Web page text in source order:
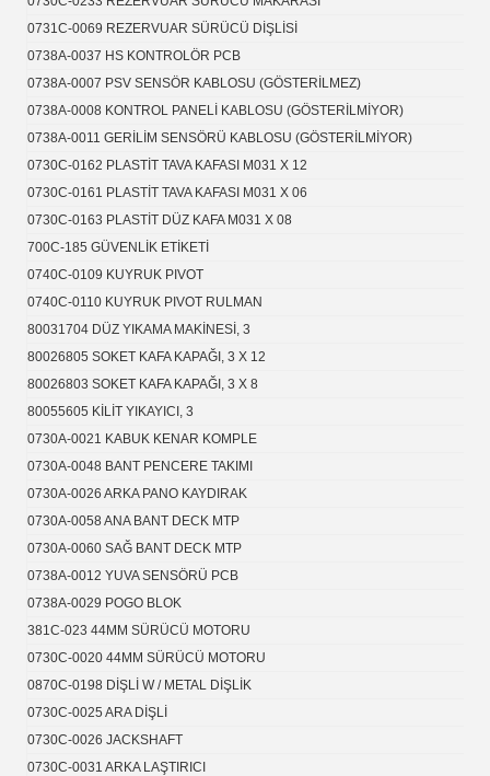
0731C-0069 REZERVUAR SÜRÜCÜ DİŞLİSİ
0738A-0037 HS KONTROLÖR PCB
0738A-0007 PSV SENSÖR KABLOSU (GÖSTERİLMEZ)
0738A-0008 KONTROL PANELİ KABLOSU (GÖSTERİLMİYOR)
0738A-0011 GERİLİM SENSÖRÜ KABLOSU (GÖSTERİLMİYOR)
0730C-0162 PLASTİT TAVA KAFASI M031 X 12
0730C-0161 PLASTİT TAVA KAFASI M031 X 06
0730C-0163 PLASTİT DÜZ KAFA M031 X 08
700C-185 GÜVENLİK ETİKETİ
0740C-0109 KUYRUK PIVOT
0740C-0110 KUYRUK PIVOT RULMAN
80031704 DÜZ YIKAMA MAKİNESİ, 3
80026805 SOKET KAFA KAPAĞI, 3 X 12
80026803 SOKET KAFA KAPAĞI, 3 X 8
80055605 KİLİT YIKAYICI, 3
0730A-0021 KABUK KENAR KOMPLE
0730A-0048 BANT PENCERE TAKIMI
0730A-0026 ARKA PANO KAYDIRAK
0730A-0058 ANA BANT DECK MTP
0730A-0060 SAĞ BANT DECK MTP
0738A-0012 YUVA SENSÖRÜ PCB
0738A-0029 POGO BLOK
381C-023 44MM SÜRÜCÜ MOTORU
0730C-0020 44MM SÜRÜCÜ MOTORU
0870C-0198 DİŞLİ W / METAL DİŞLİK
0730C-0025 ARA DİŞLİ
0730C-0026 JACKSHAFT
0730C-0031 ARKA LAŞTIRICI